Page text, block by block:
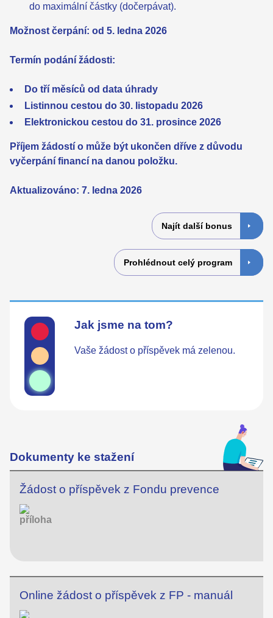
do maximální částky (dočerpávat).
Možnost čerpání: od 5. ledna 2026
Termín podání žádosti:
Do tří měsíců od data úhrady
Listinnou cestou do 30. listopadu 2026
Elektronickou cestou do 31. prosince 2026
Příjem žádostí o může být ukončen dříve z důvodu
vyčerpání financí na danou položku.
Aktualizováno: 7. ledna 2026
Najít další bonus
Prohlédnout celý program
Jak jsme na tom?
Vaše žádost o příspěvek má zelenou.
Dokumenty ke stažení
Žádost o příspěvek z Fondu prevence
Online žádost o příspěvek z FP - manuál